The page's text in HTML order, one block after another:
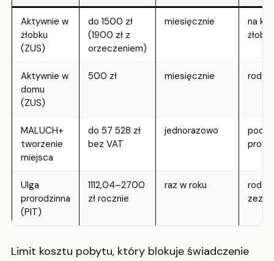
Aktywnie w
żłobku
(ZUS)
do 1500 zł
(1900 zł z
orzeczeniem)
miesięcznie
na
żłobka
Aktywnie w
domu
(ZUS)
500 zł miesięcznie
MALUCH+
tworzenie
miejsca
do 57 528 zł
bez VAT
jednorazowo
Ulga
prorodzinna
(PIT)
1112,04–2700
zł rocznie
raz w roku
Limit kosztu pobytu, który blokuje świadczenie